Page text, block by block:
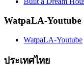
WatpaLA-Youtube
WatpaLA-Youtube
ประเทศไทย